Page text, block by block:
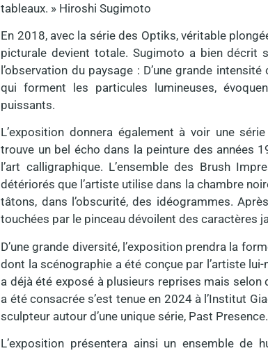
tableaux. » Hiroshi Sugimoto
En 2018, avec la série des Optiks, véritable
picturale devient totale. Sugimoto a bien décrit
l’observation du paysage : D’une grande
qui forment les particules lumineuses,
puissants.
L’exposition donnera également à voir une
trouve un bel écho dans la peinture des années
l’art calligraphique. L’ensemble des Brush
détériorés que l’artiste utilise dans la chambre
tâtons, dans l’obscurité, des idéogrammes.
touchées par le pinceau dévoilent des caractères
D’une grande diversité, l’exposition prendra la
dont la scénographie a été conçue par l’artiste
a déjà été exposé à plusieurs reprises mais
a été consacrée s’est tenue en 2024 à l’Institut
sculpteur autour d’une unique série, Past
L’exposition présentera ainsi un ensemble de